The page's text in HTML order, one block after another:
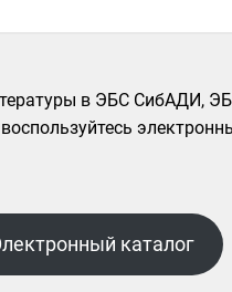
в ЭБС СибАДИ,
каталог